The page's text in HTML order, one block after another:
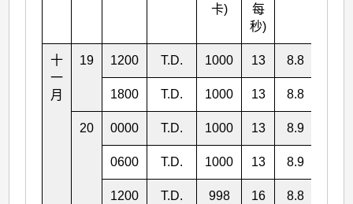
卡)
每
秒)
十
一
月
19 1200 T.D. 1000 13 8.8
1800 T.D. 1000 13 8.8
20 0000 T.D. 1000 13 8.9
0600 T.D. 1000 13 8.9
1200 T.D. 998 16 8.8